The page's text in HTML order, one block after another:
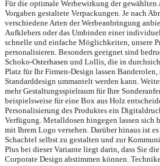
Für die optimale Werbewirkung der
Vorgaben gestaltete Verpackungen. Je nach
verschiedene Arten der Werbeanbringung
Aufklebers oder das Umbinden einer
schnelle und einfache Möglichkeiten, unsere
personalisieren. Besonders geeignet sind
Schoko-Osterhasen und Lollis, die in
Platz für Ihr Firmen-Design lassen
Standarddesign ummantelt werden kann.
mehr Gestaltungsspielraum für Ihre
beispielsweise für eine Box aus Holz
Personalisierung des Produktes ein
Verfügung. Metalldosen hingegen lassen sich
mit Ihrem Logo versehen. Darüber hinaus ist
Schachtel selbst zu gestalten und zur
Plus bei dieser Variante liegt darin, dass Sie
Corporate Design abstimmen können.